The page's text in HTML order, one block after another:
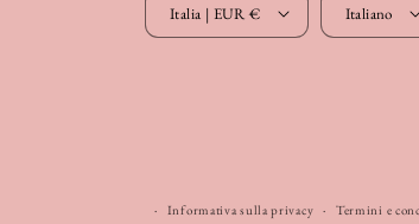
Italia | EUR € Italiano
Informativa sulla privacy Termini e